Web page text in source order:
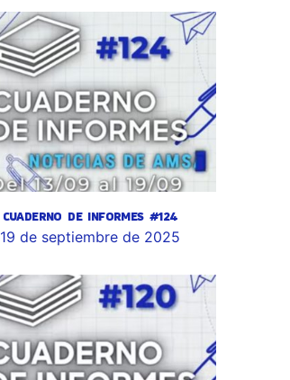
CUADERNO DE INFORMES #124
19 de septiembre de 2025